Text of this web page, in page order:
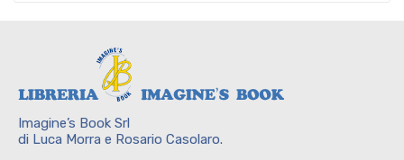
Imagine’s Book Srl
di Luca Morra e Rosario Casolaro.